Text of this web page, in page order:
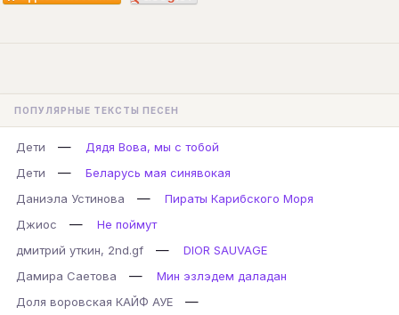
ПОПУЛЯРНЫЕ ТЕКСТЫ ПЕСЕН
Дети —
Дядя Вова, мы с тобой
Дети
—
Беларусь мая синявокая
Даниэла Устинова
—
Пираты Карибского Моря
Джиос
—
Не поймут
дмитрий уткин, 2nd.gf
—
DIOR SAUVAGE
Дамира Саетова
—
Мин эзлэдем даладан
Доля воровская КАЙФ АУЕ
—